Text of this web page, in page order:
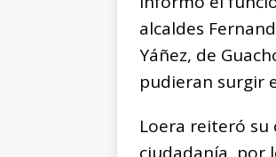
alcaldes
Yáñez, de
pudieran surgir
Loera reiteró su